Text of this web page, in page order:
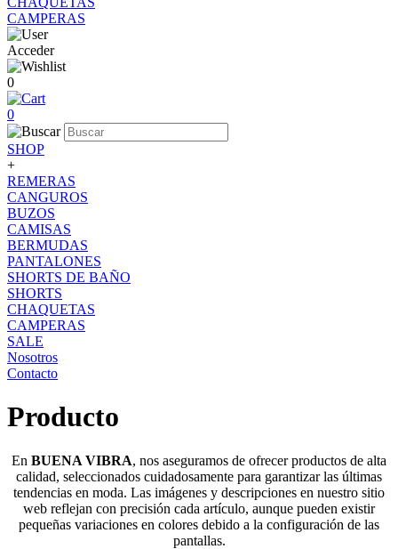
CAMPERAS
Acceder
0
0
SHOP
+
REMERAS
CANGUROS
BUZOS
CAMISAS
BERMUDAS
PANTALONES
SHORTS DE BAÑO
SHORTS
CHAQUETAS
CAMPERAS
SALE
Nosotros
Contacto
Producto
En BUENA VIBRA, nos aseguramos de ofrecer productos de alta
calidad, seleccionados cuidadosamente para garantizar las últimas
tendencias en moda. Las imágenes y descripciones en nuestro sitio
web reflejan con precisión cada artículo, aunque pueden existir
pequeñas variaciones en colores debido a la configuración de las
pantallas.